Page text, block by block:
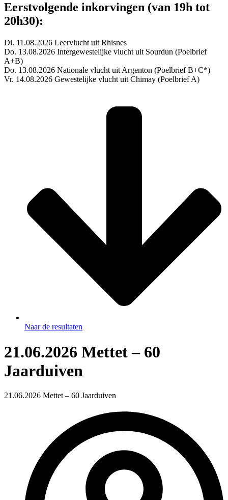
Eerstvolgende inkorvingen (van 19h tot
20h30):
Di. 11.08.2026 Leervlucht uit Rhisnes
Do. 13.08.2026 Intergewestelijke vlucht uit Sourdun (Poelbrief
A+B)
Do. 13.08.2026 Nationale vlucht uit Argenton (Poelbrief B+C*)
Vr. 14.08.2026 Gewestelijke vlucht uit Chimay (Poelbrief A)
Naar de resultaten
21.06.2026 Mettet – 60
Jaarduiven
21.06.2026 Mettet – 60 Jaarduiven